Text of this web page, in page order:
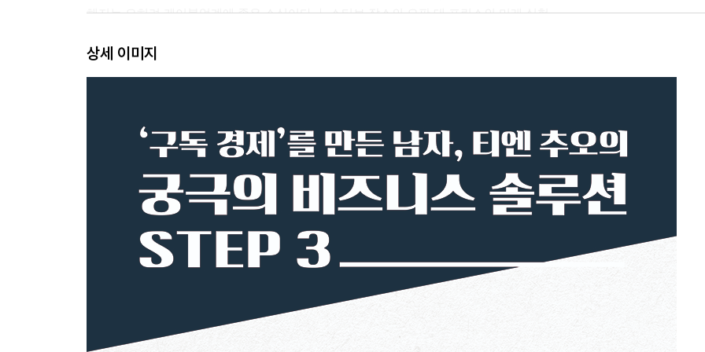
해지는 오히려 케이블업계에 좋은 소식이다 ｜ 스티브 잡스의 오판 대 프린스의 미래 실험
4장 비행기, 기차, 자동차를 구독하다
자동차를 휴대전화처럼 약정해 쓴다 ｜ 차량 공유의 탄생과 우리가 아는 교통수단의 종말 ｜ 바퀴 달린 휴대전화, 자
5장 옛날에 신문사라 불리던 회사들이 있었다
독자들이 지원하는 새로운 매체의 시대가 온다 ｜ 광고로 지탱하던 저널리즘의 쇠퇴와 몰락 ｜ 인쇄물 대 디지털의
믿음이다 ｜ 열광적인 구독자 네트워크, 타오르는 혁신에 기름을 붓다 ｜ 똑똑한 가격 정책, 《파이낸셜타임스》
《뉴욕타임스》는 ‘유니콘’이다
6장 물고기 삼키기: 테크놀로지업계의 부활에서 배우는 교훈
가격 인상 수익에 의존하던 어도비의 새로운 길 찾기 ｜ 소프트웨어업계의 핵겨울을 넘어서 ｜ 물고기 모델: 혁신하
PTC는 어떻게 ‘물고기 삼키기’에 성공했나 ｜ 시스코, 하드웨어 회사의 ‘물고기 삼키기’
7장 사물인터넷과 제조업의 서비스형 진화
“흙을 얼마나 파내고 싶으십니까?” ｜ 가장 큰 변화는 제조업에서 일어난다 ｜ 사물인터넷, 모든 것을 연결하는 새로운
상세 이미지